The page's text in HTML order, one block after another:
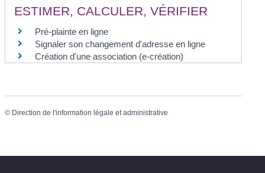
ESTIMER, CALCULER, VÉRIFIER
Pré-plainte en ligne
Signaler son changement d'adresse en ligne
Création d'une association (e-création)
© Direction de l'information légale et administrative